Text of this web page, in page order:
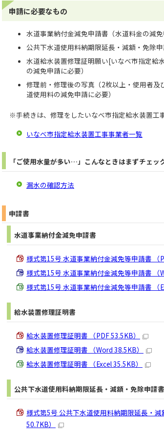
申請に必要なもの
水道事業納付金減免申請書（水道料金の減免
公共下水道使用料納期限延長・減額・免除
水道給水装置修理証明願い[いなべ市指定給
の減免申請に必要）
修理前・修理後の写真（2枚以上・使用者
道使用料の減免申請に必要）
※手続きは、修理をしたいなべ市指定給水装置工
いなべ市指定給水装置工事事業者一覧
「ご使用水量が多い…」こんなときはまずチェッ
漏水の確認方法
申請書
水道事業納付金減免申請書
様式第15号 水道事業納付金減免等申請書 （
様式第15号 水道事業納付金減免等申請書 （
様式第15号 水道事業納付金減免等申請書 （
給水装置修理証明書
給水装置修理証明書 （PDF 53.5KB）
給水装置修理証明書 （Word 38.5KB）
給水装置修理証明書 （Excel 35.5KB）
公共下水道使用料納期限延長・減額・免除申請書
様式第5号 公共下水道使用料納期限延長・
50.7KB）